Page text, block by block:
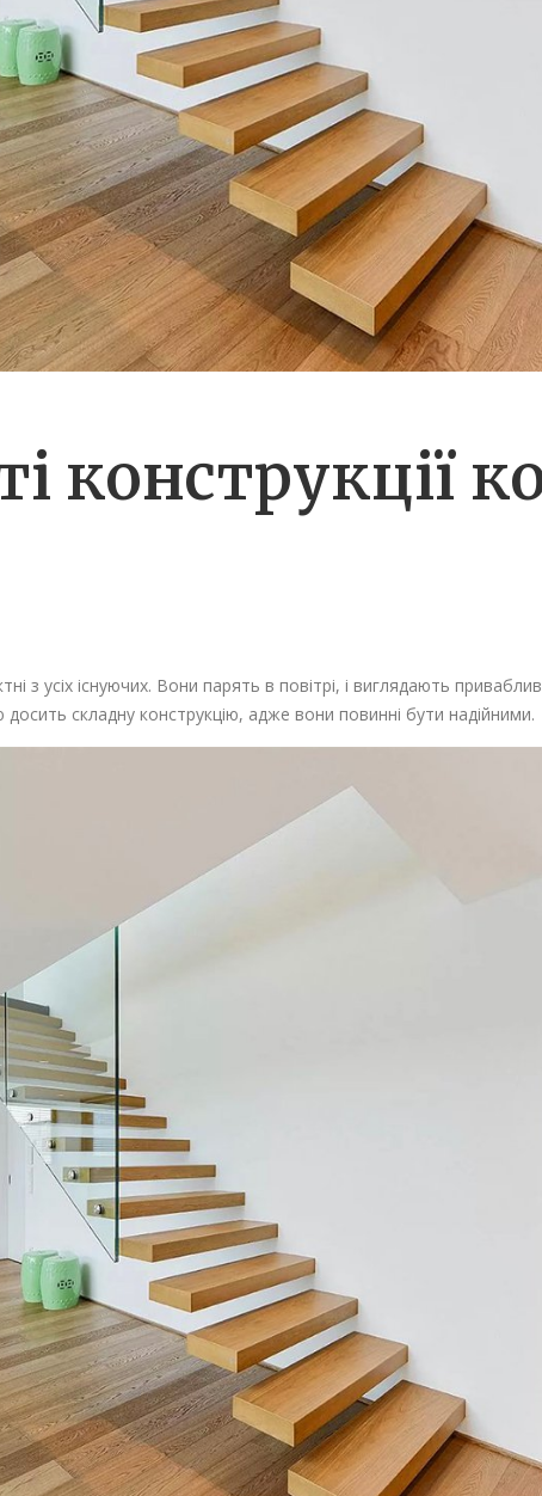
конструкції
з усіх існуючих. Вони парять в повітрі, і виглядають
складну конструкцію, адже вони повинні бути надійними.